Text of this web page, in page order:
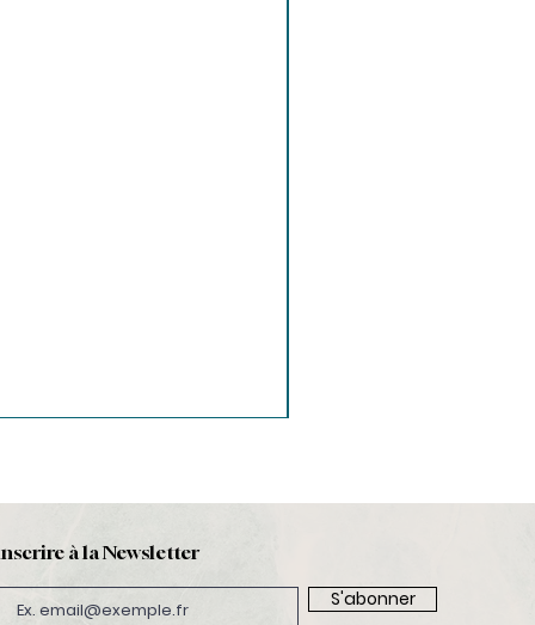
à la Newsletter
S'abonner